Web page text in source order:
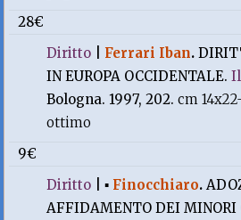
28€
Diritto
Ferrari Iban.
IN EUROPA OCCIDENTALE.
Bologna. 1997, 202.cm
ottimo
9€
Diritto |▪ Finocchiaro.
AFFIDAMENTO DEI MINORI